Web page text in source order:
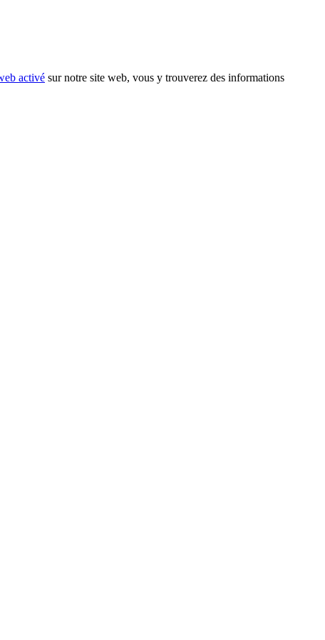
activé sur notre site web, vous y trouverez des informations